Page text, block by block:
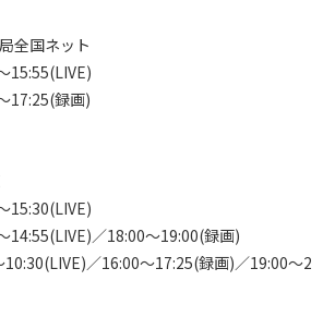
全国ネット
15:55(LIVE)
17:25(録画)
15:30(LIVE)
14:55(LIVE)／18:00～19:00(録画)
／16:00～17:25(録画)／19:00～2